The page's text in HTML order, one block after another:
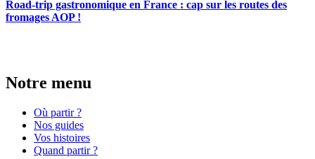
Road-trip gastronomique en France : cap sur les routes des
fromages AOP !
Notre menu
Où partir ?
Nos guides
Vos histoires
Quand partir ?